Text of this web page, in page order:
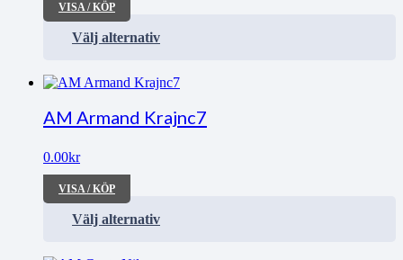
VISA / KÖP
Välj alternativ
AM Armand Krajnc7
0.00kr
VISA / KÖP
Välj alternativ